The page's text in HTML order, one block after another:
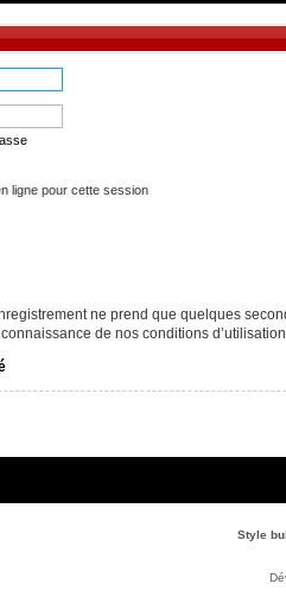
ligne pour cette session
ne prend que quelques
de nos conditions
Style